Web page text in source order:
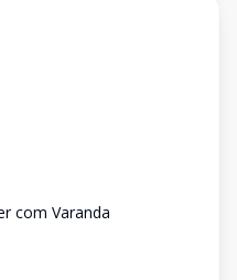
com Varanda